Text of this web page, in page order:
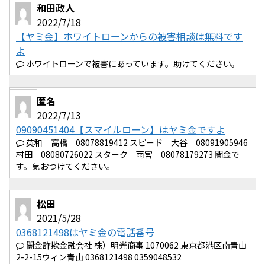
和田政人
2022/7/18
【ヤミ金】ホワイトローンからの被害相談は無料です
よ
ホワイトローンで被害にあっています。助けてください。
匿名
2022/7/13
09090451404【スマイルローン】はヤミ金ですよ
英和 高橋 08078819412 スピード 大谷 08091905946
村田 08080726022 スターク 雨宮 08078179273 闇金で
す。気おつけてください。
松田
2021/5/28
0368121498はヤミ金の電話番号
闇金詐欺金融会社 株）明光商事 1070062 東京都港区南青山
2-2-15ウィン青山 0368121498 0359048532